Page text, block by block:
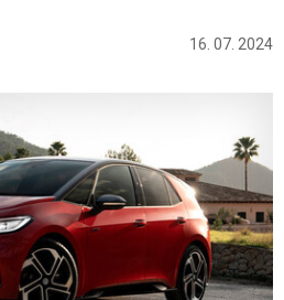
Microsoft
16. 07. 2024